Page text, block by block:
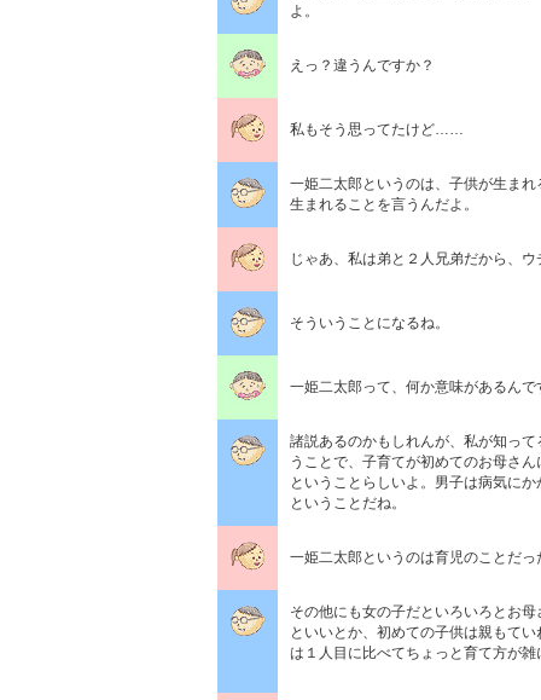
よ。
えっ？違うんですか？
私もそう思ってたけど……
一姫二太郎というのは、子供が生ま
生まれることを言うんだよ。
じゃあ、私は弟と２人兄弟だから
そういうことになるね。
一姫二太郎って、何か意味がある
諸説あるのかもしれんが、私が知っ
うことで、子育てが初めてのお母さ
ということらしいよ。男子は病気に
ということだね。
一姫二太郎というのは育児のこと
その他にも女の子だといろいろとお
といいとか、初めての子供は親もて
は１人目に比べてちょっと育て方が